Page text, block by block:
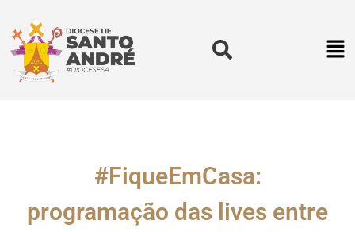
#FiqueEmCasa:
programação das lives entre